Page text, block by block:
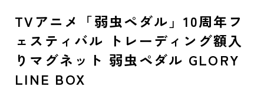
TVアニメ「弱虫ペダル」10周年フ
ェスティバル トレーディング額入
りマグネット 弱虫ペダル GLORY
LINE BOX